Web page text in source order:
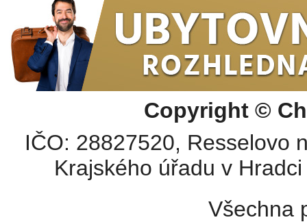
Copyright ©
IČO: 28827520, Resselovo
Krajského úřadu v
Všechna